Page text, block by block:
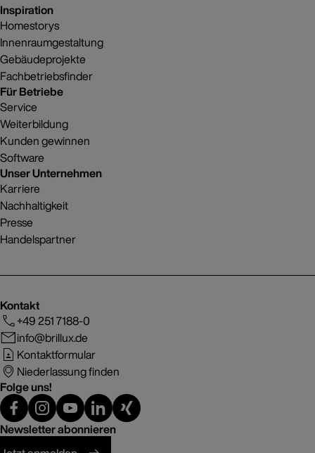
Inspiration
Homestorys
Innenraumgestaltung
Gebäudeprojekte
Fachbetriebsfinder
Für Betriebe
Service
Weiterbildung
Kunden gewinnen
Software
Unser Unternehmen
Karriere
Nachhaltigkeit
Presse
Handelspartner
Kontakt
+49 251 7188-0
info@brillux.de
Kontaktformular
Niederlassung finden
Folge uns!
Newsletter abonnieren